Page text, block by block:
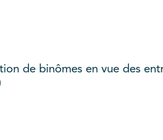
de binômes en vue des